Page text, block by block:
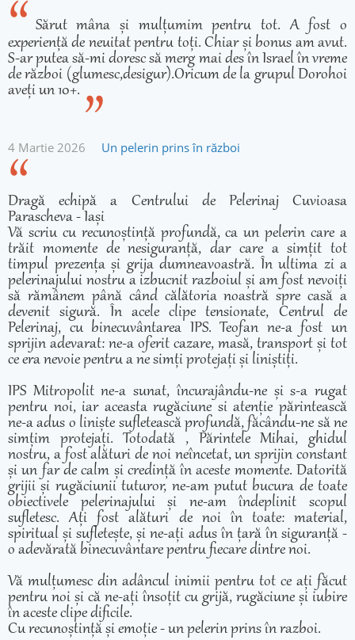
Sărut mâna și mulțumim pentru tot. A fost o
experiență de neuitat pentru toți. Chiar și bonus am avut.
S-ar putea să-mi doresc să merg mai des în Israel în vreme
de război (glumesc,desigur).Oricum de la grupul Dorohoi
aveți un 10+.
4 Martie 2026 Un pelerin prins în război
Dragă echipă a Centrului de Pelerinaj Cuvioasa
Parascheva - Iași
Vă scriu cu recunoștință profundă, ca un pelerin care a
trăit momente de nesiguranță, dar care a simțit tot
timpul prezența și grija dumneavoastră. În ultima zi a
pelerinajului nostru a izbucnit razboiul și am fost nevoiți
să rămânem până când călătoria noastră spre casă a
devenit sigură. În acele clipe tensionate, Centrul de
Pelerinaj, cu binecuvântarea IPS. Teofan ne-a fost un
sprijin adevarat: ne-a oferit cazare, masă, transport și tot
ce era nevoie pentru a ne simți protejați și liniștiți.
IPS Mitropolit ne-a sunat, încurajându-ne și s-a rugat
pentru noi, iar aceasta rugăciune si atenție părintească
ne-a adus o liniște sufletească profundă, făcându-ne să ne
simțim protejați. Totodată , Părintele Mihai, ghidul
nostru, a fost alături de noi neîncetat, un sprijin constant
și un far de calm și credință în aceste momente. Datorită
grijii și rugăciunii tuturor, ne-am putut bucura de toate
obiectivele pelerinajului și ne-am îndeplinit scopul
sufletesc. Ați fost alături de noi în toate: material,
spiritual și sufletește, și ne-ați adus în țară în siguranță -
o adevărată binecuvântare pentru fiecare dintre noi.
Vă mulțumesc din adâncul inimii pentru tot ce ați făcut
pentru noi și că ne-ați însoțit cu grijă, rugăciune și iubire
în aceste clipe dificile.
Cu recunoștință și emoție - un pelerin prins în razboi.